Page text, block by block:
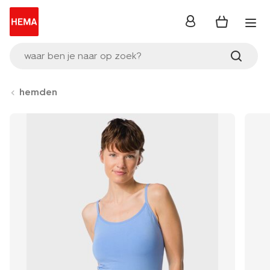
waar ben je naar op zoek?
inloggen
hemden